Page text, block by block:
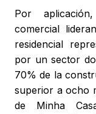
Por
comercial
residencial
por un sector
70% de la
superior a ocho
de Minha